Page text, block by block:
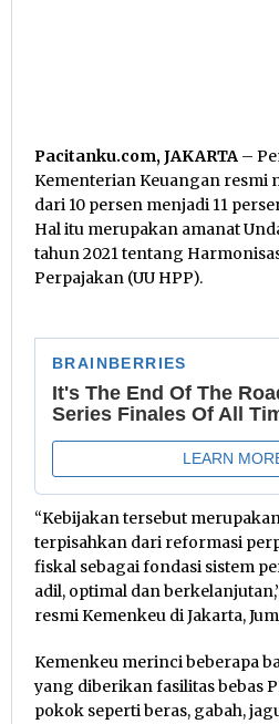
Pacitanku.com, JAKARTA –
Kementerian Keuangan resmi
dari 10 persen menjadi 11
Hal itu merupakan amanat
tahun 2021 tentang
Perpajakan (UU HPP).
“Kebijakan tersebut
terpisahkan dari reformasi
fiskal sebagai fondasi sistem
adil, optimal dan
resmi Kemenkeu di Jakarta,
Kemenkeu merinci beberapa
yang diberikan fasilitas bebas
pokok seperti beras, gabah,